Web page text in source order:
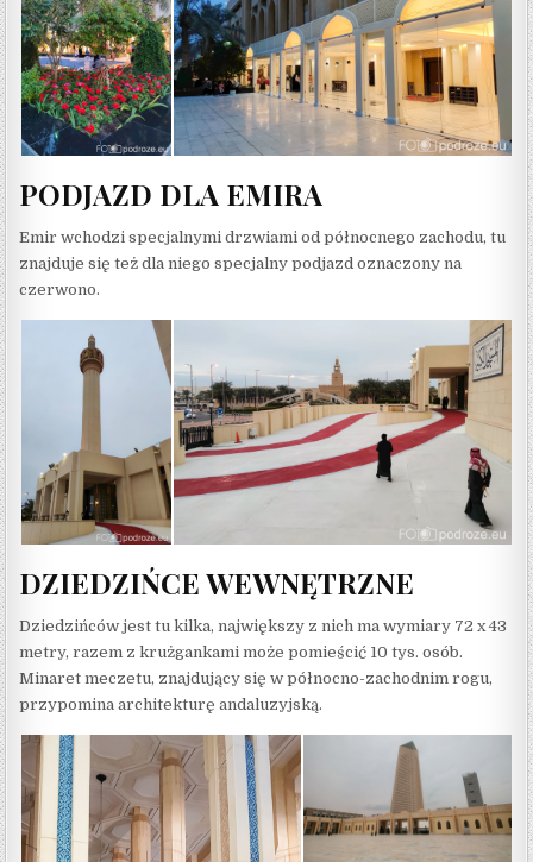
PODJAZD DLA EMIRA
Emir wchodzi specjalnymi drzwiami od północnego zachodu, tu
znajduje się też dla niego specjalny podjazd oznaczony na
czerwono.
DZIEDZIŃCE WEWNĘTRZNE
Dziedzińców jest tu kilka, największy z nich ma wymiary 72 x 43
metry, razem z krużgankami może pomieścić 10 tys. osób.
Minaret meczetu, znajdujący się w północno-zachodnim rogu,
przypomina architekturę andaluzyjską.